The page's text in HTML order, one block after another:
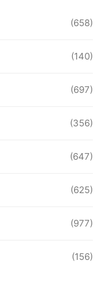
(658)
(140)
(697)
(356)
(647)
(625)
(977)
(156)